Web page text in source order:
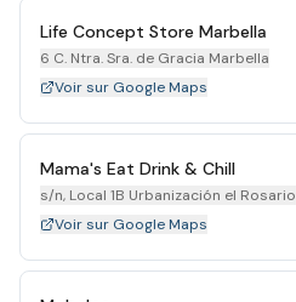
Life Concept Store Marbella
6 C. Ntra. Sra. de Gracia Marbella
Voir sur Google Maps
Mama's Eat Drink & Chill
s/n, Local 1B Urbanización el Rosario
Voir sur Google Maps